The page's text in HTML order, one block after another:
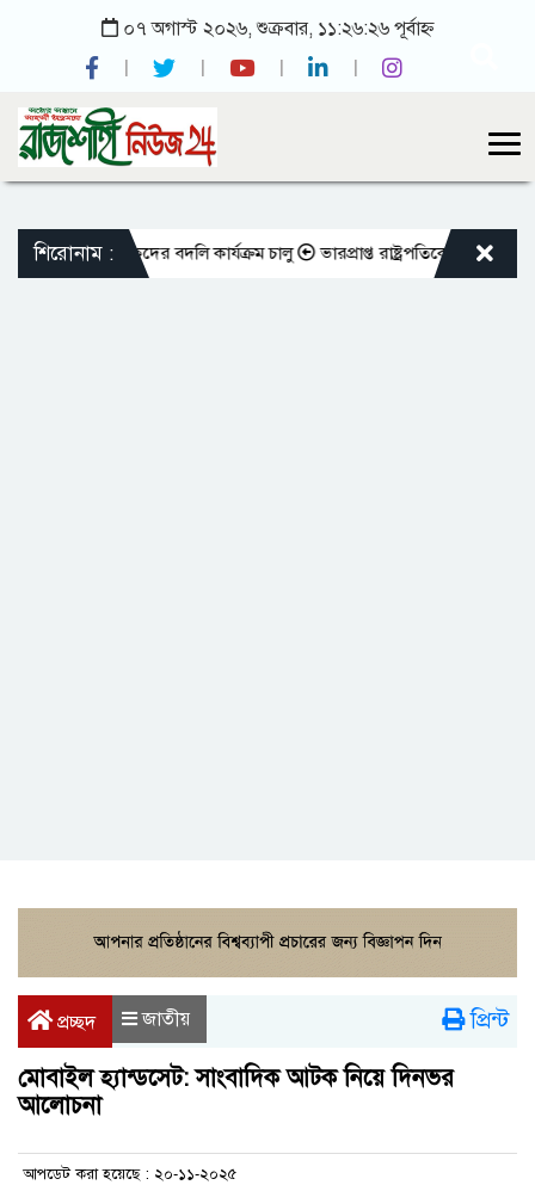
০৭ অগাস্ট ২০২৬, শুক্রবার, ১১:২৬:২৬ পূর্বাহ্ন
শিরোনাম :
শিক্ষকদের বদলি কার্যক্রম চালু ভারপ্রাপ্ত রাষ্ট্রপতিকে শুভেচ্ছা জানালেন
প্রচ্ছদ জাতীয় প্রিন্ট
মোবাইল হ্যান্ডসেট: সাংবাদিক আটক নিয়ে দিনভর
আলোচনা
আপডেট করা হয়েছে : ২০-১১-২০২৫